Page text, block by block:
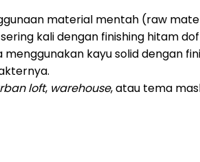
material mentah (raw
kali dengan finishing hitam
menggunakan kayu solid dengan
loft, warehouse, atau tema